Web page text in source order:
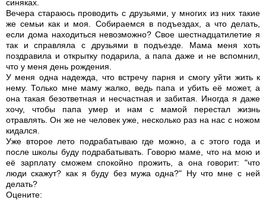
синяках.
Вечера стараюсь проводить с друзьями, у многих из них такие
же семьи как и моя. Собираемся в подъездах, а что делать,
если дома находиться невозможно? Свое шестнадцатилетие я
так и справляла с друзьями в подъезде. Мама меня хоть
поздравила и открытку подарила, а папа даже и не вспомнил,
что у меня день рождения.
У меня одна надежда, что встречу парня и смогу уйти жить к
нему. Только мне маму жалко, ведь папа и убить её может, а
она такая безответная и несчастная и забитая. Иногда я даже
хочу, чтобы папа умер и нам с мамой перестал жизнь
отравлять. Он же не человек уже, несколько раз на нас с ножом
кидался.
Уже второе лето подрабатываю где можно, а с этого года и
после школы буду подрабатывать. Говорю маме, что на мою и
её зарплату сможем спокойно прожить, а она говорит: "что
люди скажут? как я буду без мужа одна?" Ну что мне с ней
делать?
Оцените: